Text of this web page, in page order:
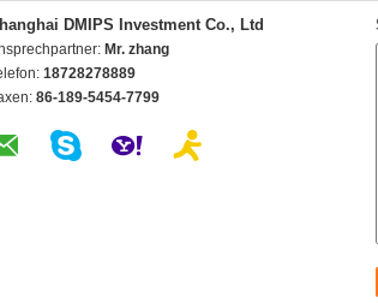
DMIPS Investment Co., Ltd
Mr. zhang
18728278889
86-189-5454-7799